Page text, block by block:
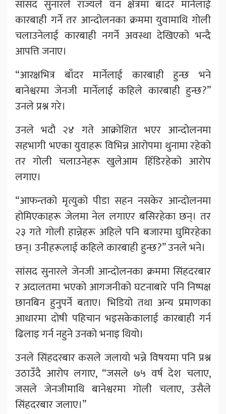
सांसद सुनारले राज्यले वन क्षेत्रमा बाँदर मार्नेलाई
कारबाही गर्ने तर आन्दोलनका क्रममा युवामाथि गोली
चलाउनेलाई कारबाही नगर्ने अवस्था देखिएको भन्दै
आपत्ति जनाए।
“आरक्षभित्र बाँदर मार्नेलाई कारबाही हुन्छ भने
बानेश्वरमा जेनजी मार्नेलाई कहिले कारबाही हुन्छ?”
उनले प्रश्न गरे।
उनले भदौ २४ गते आक्रोशित भएर आन्दोलनमा
सहभागी भएका युवाहरू विभिन्न आरोपमा थुनामा रहेको
तर गोली चलाउनेहरू खुलेआम हिँडिरहेको आरोप
लगाए।
“आफन्तको मृत्युको पीडा सहन नसकेर आन्दोलनमा
होमिएकाहरू जेलमा नेल लगाएर बसिरहेका छन्। तर
२३ गते गोली हान्नेहरू अहिले पनि बजारमा घुमिरहेका
छन्। उनीहरूलाई कहिले कारबाही हुन्छ?” उनले भने।
सांसद सुनारले जेनजी आन्दोलनका क्रममा सिंहदरबार
र अदालतमा भएको आगजनीको घटनाबारे पनि निष्पक्ष
छानबिन हुनुपर्ने बताए। भिडियो तथा अन्य प्रमाणका
आधारमा दोषी पहिचान भइसकेकालाई कारबाही गर्न
ढिलाइ गर्न नहुने उनको भनाइ थियो।
उनले सिंहदरबार कसले जलायो भन्ने विषयमा पनि प्रश्न
उठाउँदै आरोप लगाए, “जसले ७५ वर्ष देश चलाए,
जसले जेनजीमाथि बानेश्वरमा गोली चलाए, उसैले
सिंहदरबार जलाए।”